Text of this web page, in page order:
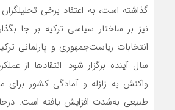
گذاشته است، به اعتقاد برخی
نیز بر ساختار سیاسی ترکیه بر جا
انتخابات ریاست‌جمهوری و پارلمانی
سال آینده برگزار شود- انتقادها از
واکنش به زلزله و آمادگی کشور برای
طبیعی به‌شدت افزایش یافته است.